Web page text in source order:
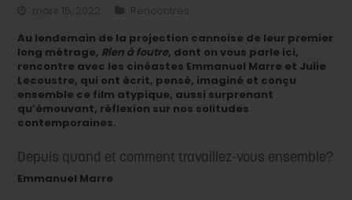
Rencontres
Au lendemain de la projection cannoise de leur premier
long métrage, Rien à foutre, dont on vous parle ici,
rencontre avec les cinéastes Emmanuel Marre et Julie
Lecoustre, qui ont écrit, pensé, imaginé et conçu
ensemble ce film atypique, aussi surprenant
qu’émouvant, réflexion sur nos solitudes
contemporaines.
Depuis quand et comment travaillez-vous ensemble?
Emmanuel Marre